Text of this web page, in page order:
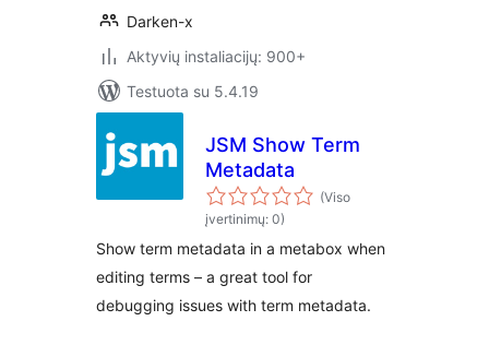
Darken-x
Aktyvių instaliacijų: 900+
Testuota su 5.4.19
JSM Show Term
Metadata
(Viso
įvertinimų: 0)
Show term metadata in a metabox when
editing terms – a great tool for
debugging issues with term metadata.